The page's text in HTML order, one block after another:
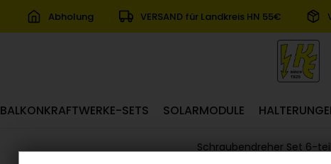
Abholung VERSAND für Landkreis HN 55€
BALKONKRAFTWERKE-SETS SOLARMODULE
Schraubendreher Set 6-